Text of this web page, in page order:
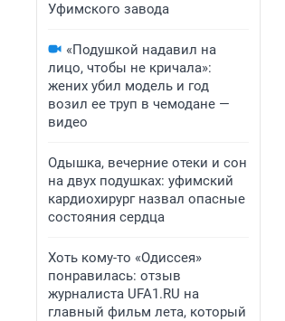
Уфимского завода
«Подушкой надавил на
лицо, чтобы не кричала»:
жених убил модель и год
возил ее труп в чемодане —
видео
Одышка, вечерние отеки и сон
на двух подушках: уфимский
кардиохирург назвал опасные
состояния сердца
Хоть кому-то «Одиссея»
понравилась: отзыв
журналиста UFA1.RU на
главный фильм лета, который